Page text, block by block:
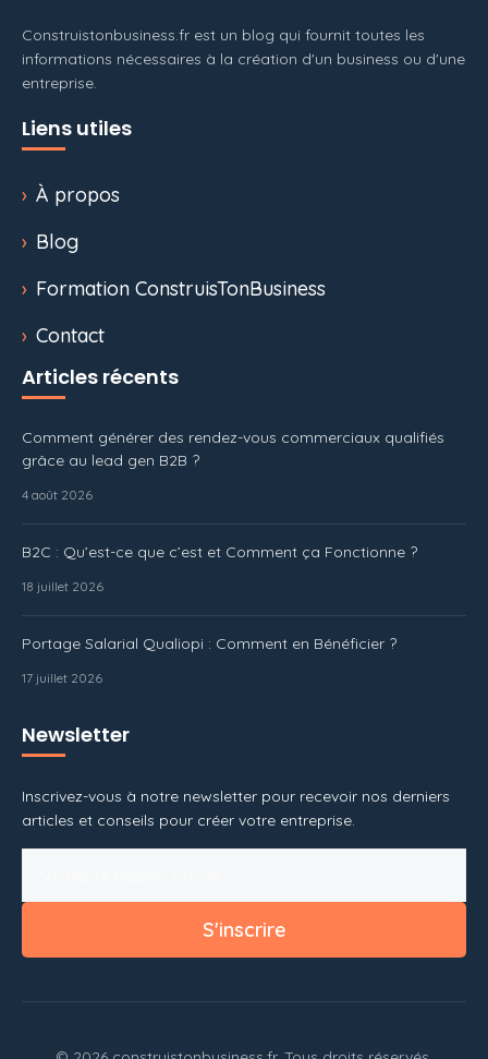
Construistonbusiness.fr est un blog qui fournit toutes les
informations nécessaires à la création d'un business ou d'une
entreprise.
Liens utiles
À propos
Blog
Formation ConstruisTonBusiness
Contact
Articles récents
Comment générer des rendez-vous commerciaux qualifiés
grâce au lead gen B2B ?
4 août 2026
B2C : Qu’est-ce que c’est et Comment ça Fonctionne ?
18 juillet 2026
Portage Salarial Qualiopi : Comment en Bénéficier ?
17 juillet 2026
Newsletter
Inscrivez-vous à notre newsletter pour recevoir nos derniers
articles et conseils pour créer votre entreprise.
S'inscrire